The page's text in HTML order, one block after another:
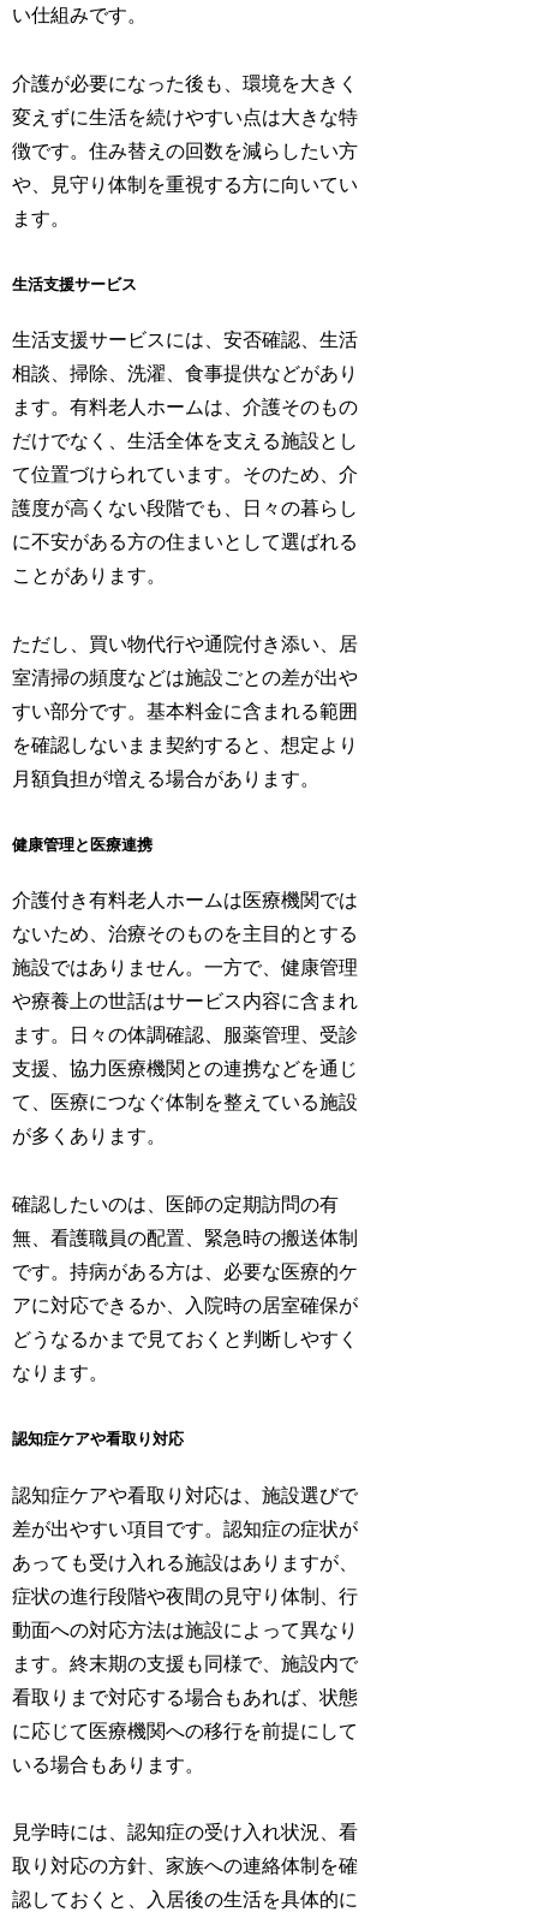
い仕組みです。
介護が必要になった後も、環境を大きく
変えずに生活を続けやすい点は大きな特
徴です。住み替えの回数を減らしたい方
や、見守り体制を重視する方に向いてい
ます。
生活支援サービス
生活支援サービスには、安否確認、生活
相談、掃除、洗濯、食事提供などがあり
ます。有料老人ホームは、介護そのもの
だけでなく、生活全体を支える施設とし
て位置づけられています。そのため、介
護度が高くない段階でも、日々の暮らし
に不安がある方の住まいとして選ばれる
ことがあります。
ただし、買い物代行や通院付き添い、居
室清掃の頻度などは施設ごとの差が出や
すい部分です。基本料金に含まれる範囲
を確認しないまま契約すると、想定より
月額負担が増える場合があります。
健康管理と医療連携
介護付き有料老人ホームは医療機関では
ないため、治療そのものを主目的とする
施設ではありません。一方で、健康管理
や療養上の世話はサービス内容に含まれ
ます。日々の体調確認、服薬管理、受診
支援、協力医療機関との連携などを通じ
て、医療につなぐ体制を整えている施設
が多くあります。
確認したいのは、医師の定期訪問の有
無、看護職員の配置、緊急時の搬送体制
です。持病がある方は、必要な医療的ケ
アに対応できるか、入院時の居室確保が
どうなるかまで見ておくと判断しやすく
なります。
認知症ケアや看取り対応
認知症ケアや看取り対応は、施設選びで
差が出やすい項目です。認知症の症状が
あっても受け入れる施設はありますが、
症状の進行段階や夜間の見守り体制、行
動面への対応方法は施設によって異なり
ます。終末期の支援も同様で、施設内で
看取りまで対応する場合もあれば、状態
に応じて医療機関への移行を前提にして
いる場合もあります。
見学時には、認知症の受け入れ状況、看
取り対応の方針、家族への連絡体制を確
認しておくと、入居後の生活を具体的に